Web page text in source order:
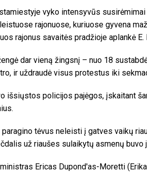
vyko intensyvūs
rajonuose, kuriuose gyvena
rajonus savaitės pradžioje aplankė E.
dar vieną žingsnį – nuo 18
ir uždraudė visus protestus iki
išsiųstos policijos pajėgos, įskaitant
paragino tėvus neleisti į gatves vaikų
už riaušes sulaikytų asmenų buvo
Ericas Dupond'as-Moretti